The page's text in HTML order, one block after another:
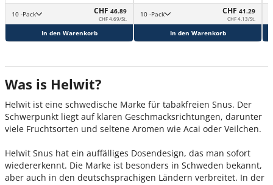
10 -Pack CHF 46.89
CHF 4.69/St.
In den Warenkorb
10 -Pack CHF 41.29
CHF 4.13/St.
In den Warenkorb
Was is Helwit?
Helwit ist eine schwedische Marke für tabakfreien Snus. Der
Schwerpunkt liegt auf klaren Geschmacksrichtungen, darunter
viele Fruchtsorten und seltene Aromen wie Acai oder Veilchen.
Helwit Snus hat ein auffälliges Dosendesign, das man sofort
wiedererkennt. Die Marke ist besonders in Schweden bekannt,
aber auch in den deutschsprachigen Ländern verbreitet. In der